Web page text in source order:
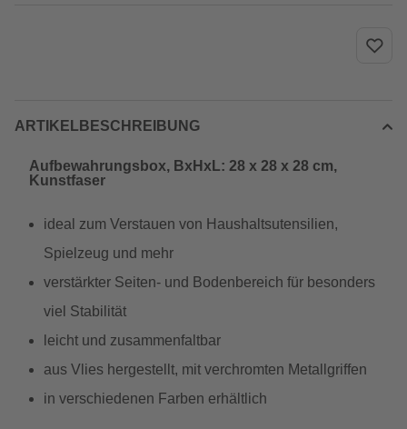
ARTIKELBESCHREIBUNG
Aufbewahrungsbox, BxHxL: 28 x 28 x 28 cm,
Kunstfaser
ideal zum Verstauen von Haushaltsutensilien,
Spielzeug und mehr
verstärkter Seiten- und Bodenbereich für besonders
viel Stabilität
leicht und zusammenfaltbar
aus Vlies hergestellt, mit verchromten Metallgriffen
in verschiedenen Farben erhältlich